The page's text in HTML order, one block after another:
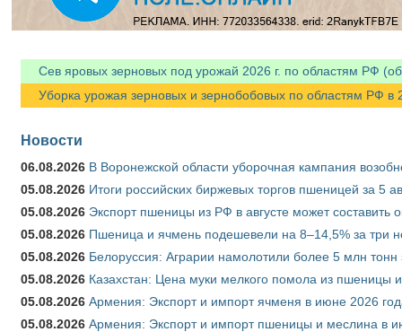
Сев яровых зерновых под урожай 2026 г. по областям РФ
Уборка урожая зерновых и зернобобовых по областям РФ в
Новости
06.08.2026 В Воронежской области уборочная кампания
05.08.2026 Итоги российских биржевых торгов пшеницей за 5
05.08.2026 Экспорт пшеницы из РФ в августе может составить
05.08.2026 Пшеница и ячмень подешевели на 8–14,5% за три
05.08.2026 Белоруссия: Аграрии намолотили более 5 млн тонн
05.08.2026 Казахстан: Цена муки мелкого помола из пшеницы
05.08.2026 Армения: Экспорт и импорт ячменя в июне 2026
05.08.2026 Армения: Экспорт и импорт пшеницы и меслина в